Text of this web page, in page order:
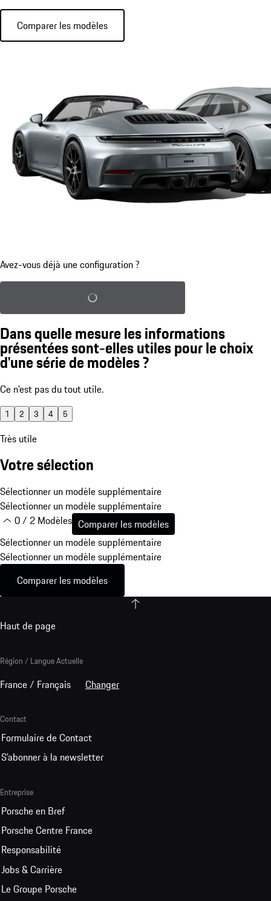
Comparer les modèles
Avez-vous déjà une configuration ?
Charger la configuration sauvegardée
Dans quelle mesure les informations
présentées sont-elles utiles pour le choix
d'une série de modèles ?
Ce n'est pas du tout utile.
1 2 3 4 5
Très utile
Votre sélection
Sélectionner un modèle supplémentaire
Sélectionner un modèle supplémentaire
0 / 2 Modèles Comparer les modèles
Sélectionner un modèle supplémentaire
Sélectionner un modèle supplémentaire
Comparer les modèles